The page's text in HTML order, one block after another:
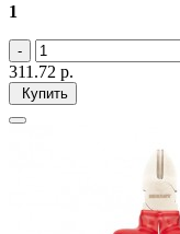
1
311.72 р.
Купить